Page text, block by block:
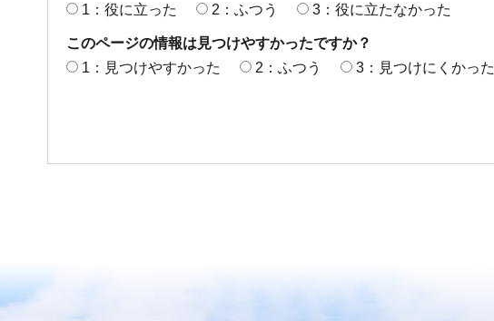
1：役に立った
2：ふつう 3：役に立たなかった
このページの情報は見つけやすかったですか？
1：見つけやすかった
2：ふつう 3：見つけにくかった